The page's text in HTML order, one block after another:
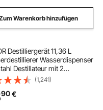
Warenkorb hinzufügen
Destilliergerät 11,36 L
Wasserdispenser
Destillateur mit 2
Destiller
(1,241)
90€